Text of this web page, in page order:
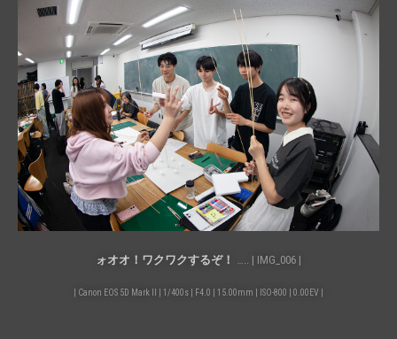
ォオオ！ワクワクするぞ！ ….. | IMG_006 |
| Canon EOS 5D Mark II | 1/400s | F4.0 | 15.00mm | ISO-800 | 0.00EV |